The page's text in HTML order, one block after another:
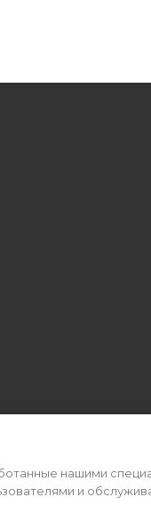
публичной
нашими
и